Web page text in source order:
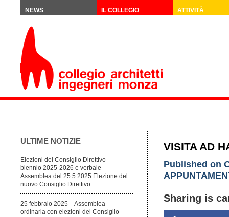
NEWS IL COLLEGIO ATTIVITÀ
ULTIME NOTIZIE
Elezioni del Consiglio Direttivo
biennio 2025-2026 e verbale
Assemblea del 25.5.2025 Elezione del
nuovo Consiglio Direttivo
25 febbraio 2025 – Assemblea
ordinaria con elezioni del Consiglio
VISITA AD
Published on
Sharing is